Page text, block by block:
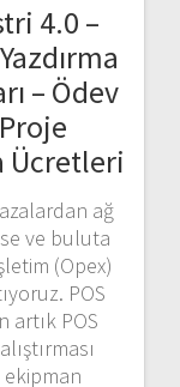
4.0 –
– Ödev
Ücretleri
ağ
ve buluta
(Opex)
POS
artık POS